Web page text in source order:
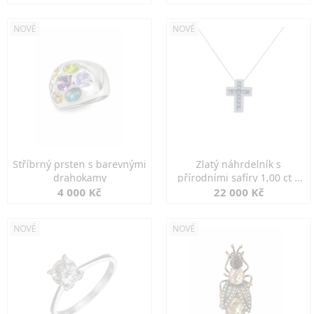
NOVÉ
Stříbrný prsten s barevnými
drahokamy
4 000 Kč
NOVÉ
Zlatý náhrdelník s
přírodními safíry 1,00 ct a
diamanty
22 000 Kč
NOVÉ NOVÉ